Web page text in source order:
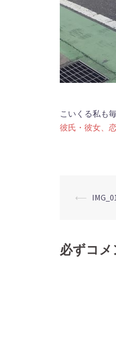
こいくる私も
彼氏・彼女、
投
ナ
⟵
必ずコ